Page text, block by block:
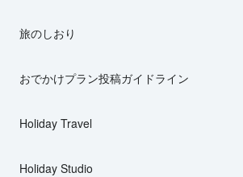
旅のしおり
おでかけプラン投稿ガイドライン
Holiday Travel
Holiday Studio